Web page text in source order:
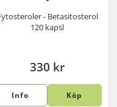
- Betasitosterol
120 kapsl
330 kr
Info Köp